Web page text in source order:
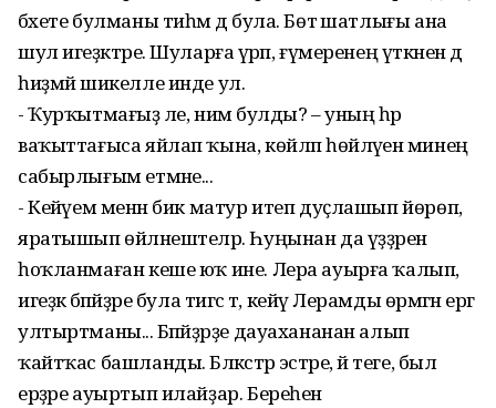
бәхете булманы тиһәм дә була. Бөтә шатлығы ана
шул игеҙәктәре. Шуларға әүрәп, ғүмеренең үткәнен дә
һиҙмәй шикелле инде ул.
- Ҡурҡытмағыҙ әле, нимә булды? – уның һәр
ваҡыттағыса яйлап ҡына, көйләп һөйләүенә минең
сабырлығым етмәне...
- Кейәүем менән бик матур итеп дуҫлашып йөрөп,
яратышып өйләнештеләр. Һуңынан да үҙҙәренә
һоҡланмаған кеше юҡ ине. Лера ауырға ҡалып,
игеҙәк бәпәйҙәре була тигәс тә, кейәү Лерамды өрмәгән ергә
ултыртманы... Бәпәйҙәрҙе дауахананан алып
ҡайтҡас башланды. Бәләкәстәр эстәре, йә теге, был
ерҙәре ауыртып илайҙар. Береһен